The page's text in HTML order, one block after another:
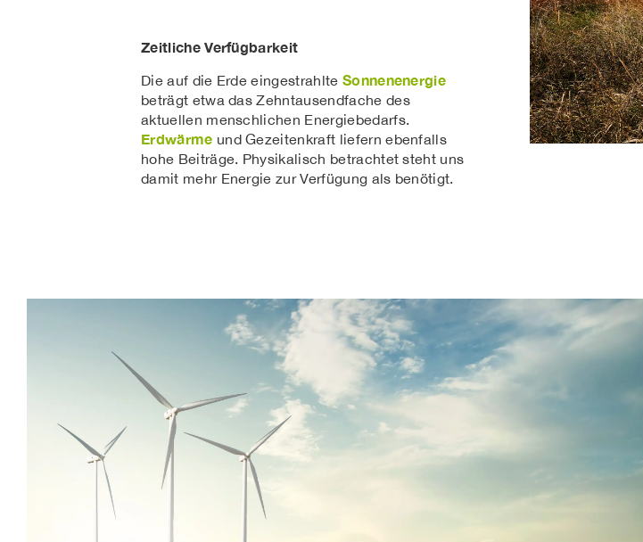
Zeitliche Verfügbarkeit
Die auf die Erde eingestrahlte Sonnenenergie
beträgt etwa das Zehntausendfache des
aktuellen menschlichen Energiebedarfs.
Erdwärme und Gezeitenkraft liefern ebenfalls
hohe Beiträge. Physikalisch betrachtet steht uns
damit mehr Energie zur Verfügung als benötigt.